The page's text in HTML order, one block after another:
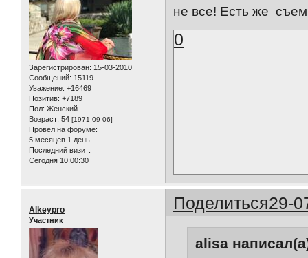
Зарегистрирован: 15-03-2010
Сообщений: 15119
Уважение: +16469
Позитив: +7189
Пол: Женский
Возраст: 54 [1971-09-06]
Провел на форуме:
5 месяцев 1 день
Последний визит:
Сегодня 10:00:30
не все! Есть же
0
Поделиться29-
Alkeypro
Участник
alisa